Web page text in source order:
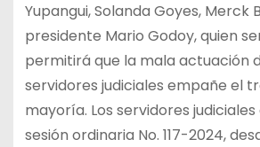
Yupangui, Solanda Goyes, Merck
presidente Mario Godoy, quien
permitirá que la mala actuación
servidores judiciales empañe el
mayoría. Los servidores
sesión ordinaria No. 117-2024,